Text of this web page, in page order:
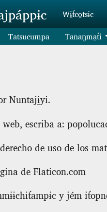
Wɨ̱t́co̱tsɨc
Tatsucumpa Tanaŋma̱t́i
Nuntajɨ̱yi.
escriba a:
de uso de los
de Flaticon.com
y jém